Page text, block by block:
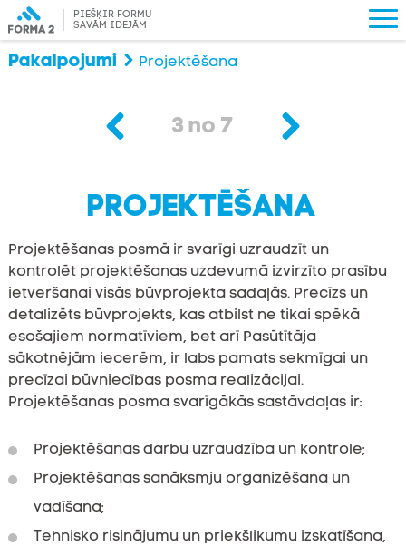
PIEŠĶIR FORMU
SAVĀM IDEJĀM
Pakalpojumi Projektēšana
3 no 7
PROJEKTĒŠANA
Projektēšanas posmā ir svarīgi uzraudzīt un
kontrolēt projektēšanas uzdevumā izvirzīto prasību
ietveršanai visās būvprojekta sadaļās. Precīzs un
detalizēts būvprojekts, kas atbilst ne tikai spēkā
esošajiem normatīviem, bet arī Pasūtītāja
sākotnējām iecerēm, ir labs pamats sekmīgai un
precīzai būvniecības posma realizācijai.
Projektēšanas posma svarīgākās sastāvdaļas ir:
Projektēšanas darbu uzraudzība un kontrole;
Projektēšanas sanāksmju organizēšana un
vadīšana;
Tehnisko risinājumu un priekšlikumu izskatīšana,